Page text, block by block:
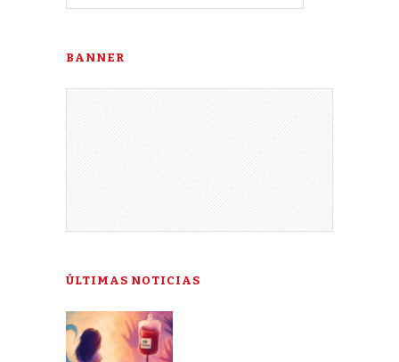
BANNER
ÚLTIMAS NOTICIAS